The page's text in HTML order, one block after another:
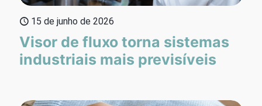
15 de junho de 2026
Visor de fluxo torna sistemas
industriais mais previsíveis